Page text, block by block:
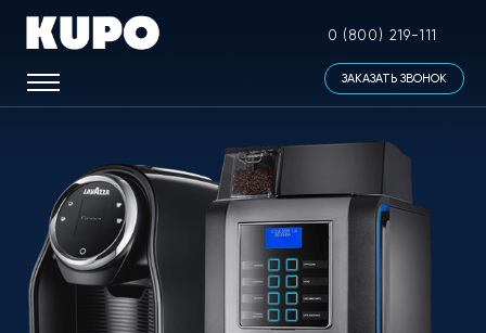
0 (800) 219-111
ЗАКАЗАТЬ ЗВОНОК